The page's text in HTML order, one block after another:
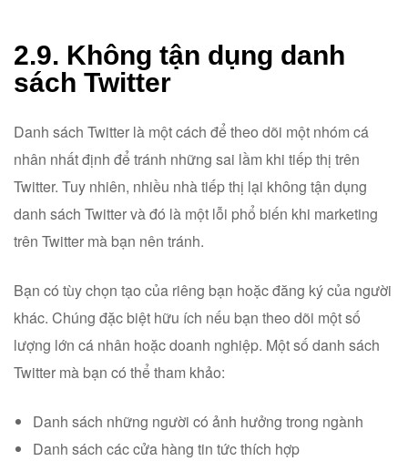
2.9. Không tận dụng danh
sách Twitter
Danh sách Twitter là một cách để theo dõi một nhóm cá
nhân nhất định để tránh những sai lầm khi tiếp thị trên
Twitter. Tuy nhiên, nhiều nhà tiếp thị lại không tận dụng
danh sách Twitter và đó là một lỗi phổ biến khi marketing
trên Twitter mà bạn nên tránh.
Bạn có tùy chọn tạo của riêng bạn hoặc đăng ký của người
khác. Chúng đặc biệt hữu ích nếu bạn theo dõi một số
lượng lớn cá nhân hoặc doanh nghiệp. Một số danh sách
Twitter mà bạn có thể tham khảo:
Danh sách những người có ảnh hưởng trong ngành
Danh sách các cửa hàng tin tức thích hợp